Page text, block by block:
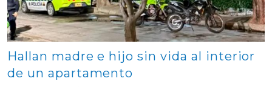
Hallan madre e hijo sin vida al interior
de un apartamento